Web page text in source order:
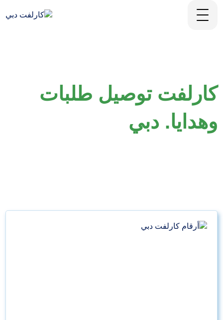
كارلفت توصيل طلبات
وهدايا. دبي